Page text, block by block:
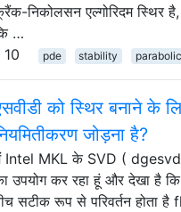
निकोलसन एल्गोरिदम स्थिर
…
10
pde stability
को स्थिर बनाने के
जोड़ना है?
Intel MKL के SVD (
उपयोग कर रहा हूं और देखा है
सटीक रूप से परिवर्तन होता